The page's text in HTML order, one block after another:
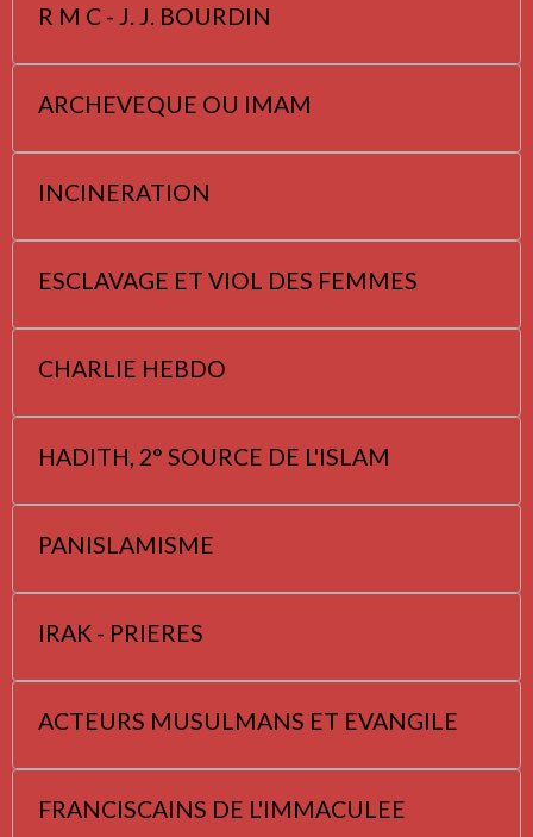
R M C - J. J. BOURDIN
ARCHEVEQUE OU IMAM
INCINERATION
ESCLAVAGE ET VIOL DES FEMMES
CHARLIE HEBDO
HADITH, 2° SOURCE DE L'ISLAM
PANISLAMISME
IRAK - PRIERES
ACTEURS MUSULMANS ET EVANGILE
FRANCISCAINS DE L'IMMACULEE